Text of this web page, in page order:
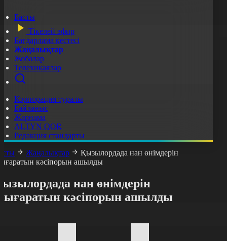
Басты
Тікелей эфир
Бағдарлама кестесі
Жаңалықтар
Жобалар
Телехикаялар
Корпорация туралы
Байланыс
Жарнама
ALTYN QOR
Редакция стандарты
Жаңалықтар
Қызылордада нан өнімдерін
кәсіпорын ашылды
нан өнімдерін
кәсіпорын ашылды